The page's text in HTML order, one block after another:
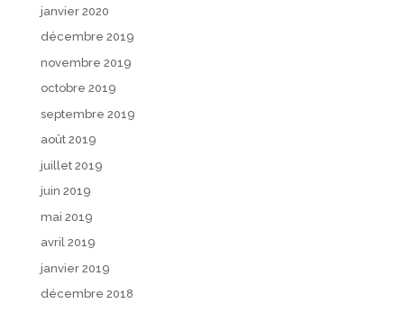
janvier 2020
décembre 2019
novembre 2019
octobre 2019
septembre 2019
août 2019
juillet 2019
juin 2019
mai 2019
avril 2019
janvier 2019
décembre 2018